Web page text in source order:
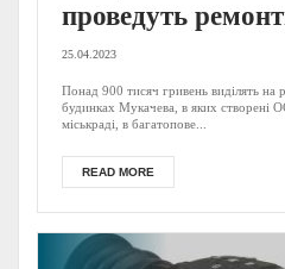
проведуть
створені ОСББ:
25.04.2023
Понад 900 тисяч гривень виділять на
будинках Мукачева, в яких створені
міськраді, в багатопове...
READ MORE